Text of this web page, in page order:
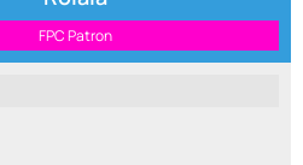
FPC Patron